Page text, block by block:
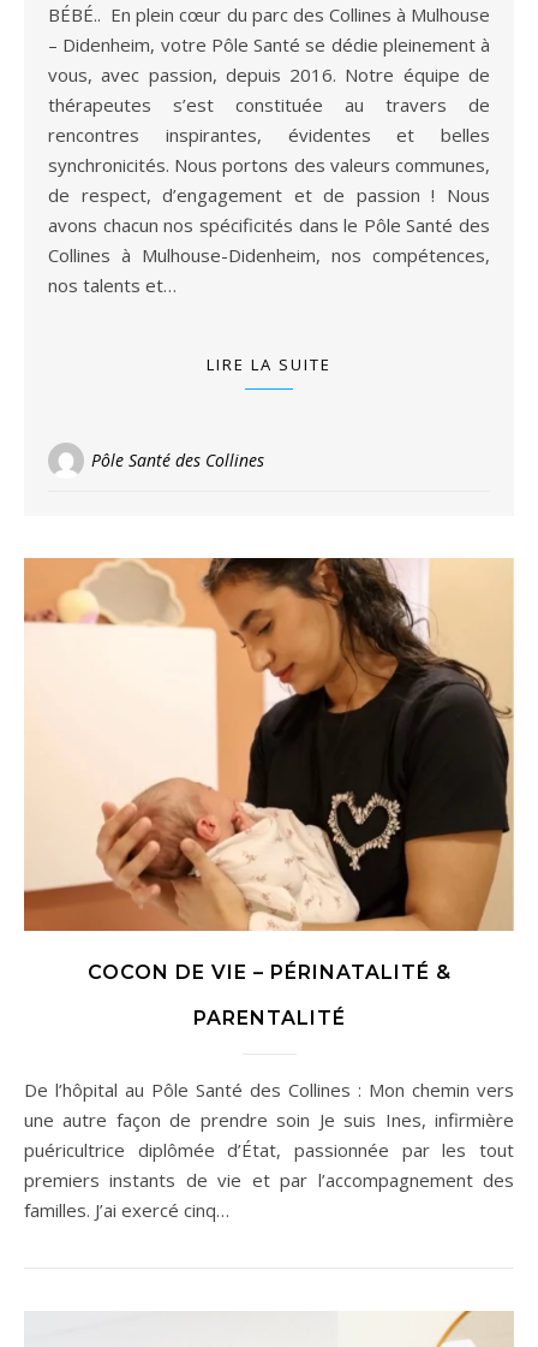
BÉBÉ.. En plein cœur du parc des Collines à Mulhouse
– Didenheim, votre Pôle Santé se dédie pleinement à
vous, avec passion, depuis 2016. Notre équipe de
thérapeutes s’est constituée au travers de
rencontres inspirantes, évidentes et belles
synchronicités. Nous portons des valeurs communes,
de respect, d’engagement et de passion ! Nous
avons chacun nos spécificités dans le Pôle Santé des
Collines à Mulhouse-Didenheim, nos compétences,
nos talents et…
LIRE LA SUITE
Pôle Santé des Collines
COCON DE VIE – PÉRINATALITÉ &
PARENTALITÉ
De l’hôpital au Pôle Santé des Collines : Mon chemin vers
une autre façon de prendre soin​ Je suis Ines, infirmière
puéricultrice diplômée d’État, passionnée par les tout
premiers instants de vie et par l’accompagnement des
familles. J’ai exercé cinq…